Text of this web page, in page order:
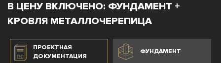
В ЦЕНУ ВКЛЮЧЕНО: ФУНДАМЕНТ +
КРОВЛЯ МЕТАЛЛОЧЕРЕПИЦА
ПРОЕКТНАЯ
ДОКУМЕНТАЦИЯ
ФУНДАМЕНТ